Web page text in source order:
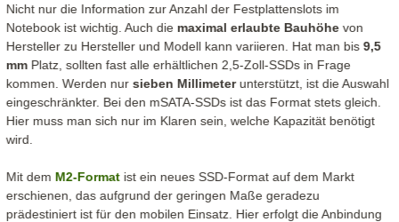
Nicht nur die Information zur Anzahl der Festplattenslots im
Notebook ist wichtig. Auch diemaximal erlaubte Bauhöhevon
Hersteller zu Hersteller und Modell kann variieren. Hat man bis9,5
mm Platz, sollten fast alle erhältlichen 2,5-Zoll-SSDs in Frage
kommen. Werden nursieben Millimeterunterstützt, ist die Auswahl
eingeschränkter. Bei den mSATA-SSDs ist das Format stets gleich.
Hier muss man sich nur im Klaren sein, welche Kapazität benötigt
wird.
Mit demM2-Format ist ein neues SSD-Format auf dem Markt
erschienen, das aufgrund der geringen Maße geradezu
prädestiniert ist für den mobilen Einsatz. Hier erfolgt die Anbindung